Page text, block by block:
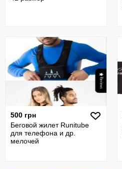
500 грн
Беговой жилет Runitube
для телефона и др.
мелочей